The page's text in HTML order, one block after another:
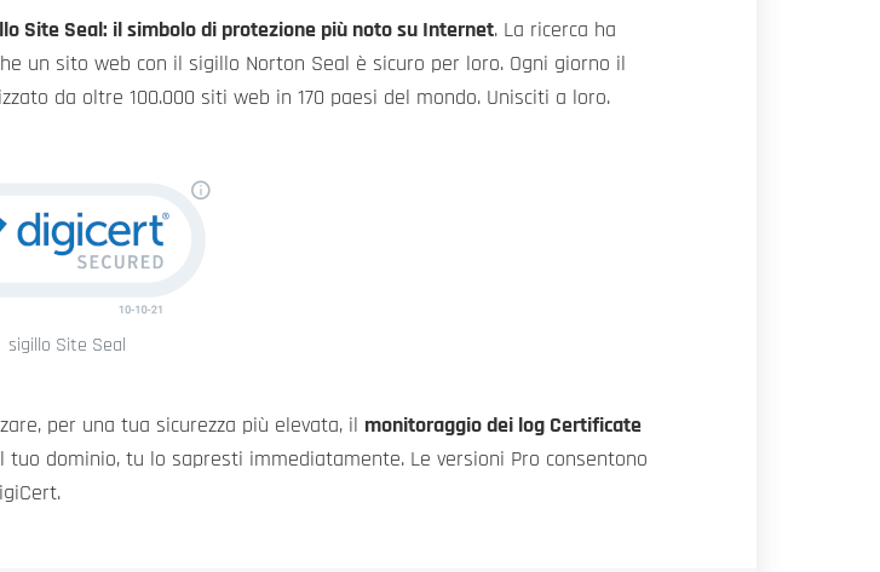
Site Seal: il simbolo di protezione più noto su Internet. La ricerca ha
un sito web con il sigillo Norton Seal è sicuro per loro. Ogni giorno il
da oltre 100.000 siti web in 170 paesi del mondo. Unisciti a loro.
sigillo Site Seal
per una tua sicurezza più elevata, il monitoraggio dei log Certificate
dominio, tu lo sapresti immediatamente. Le versioni Pro consentono